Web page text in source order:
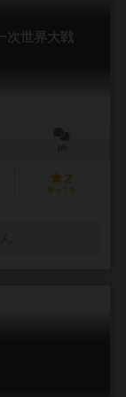
次世界大戦
2
持ってる